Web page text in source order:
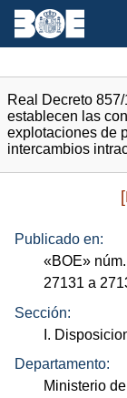
Real Decreto
establecen las
explotaciones de
intercambios
Publicado en:
«BOE» núm.
27131 a
Sección:
I.
Departamento:
Ministerio